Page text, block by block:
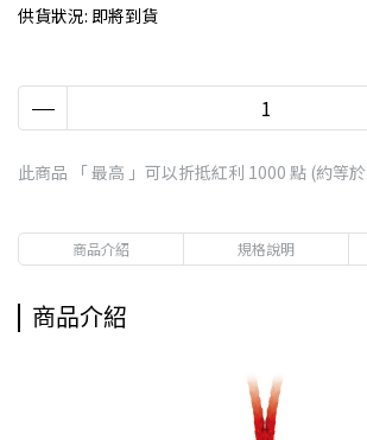
供貨狀況: 即將到貨
此商品 「 最高 」可以折抵紅利 1000 點 (約等於
商品介紹 規格說明
商品介紹